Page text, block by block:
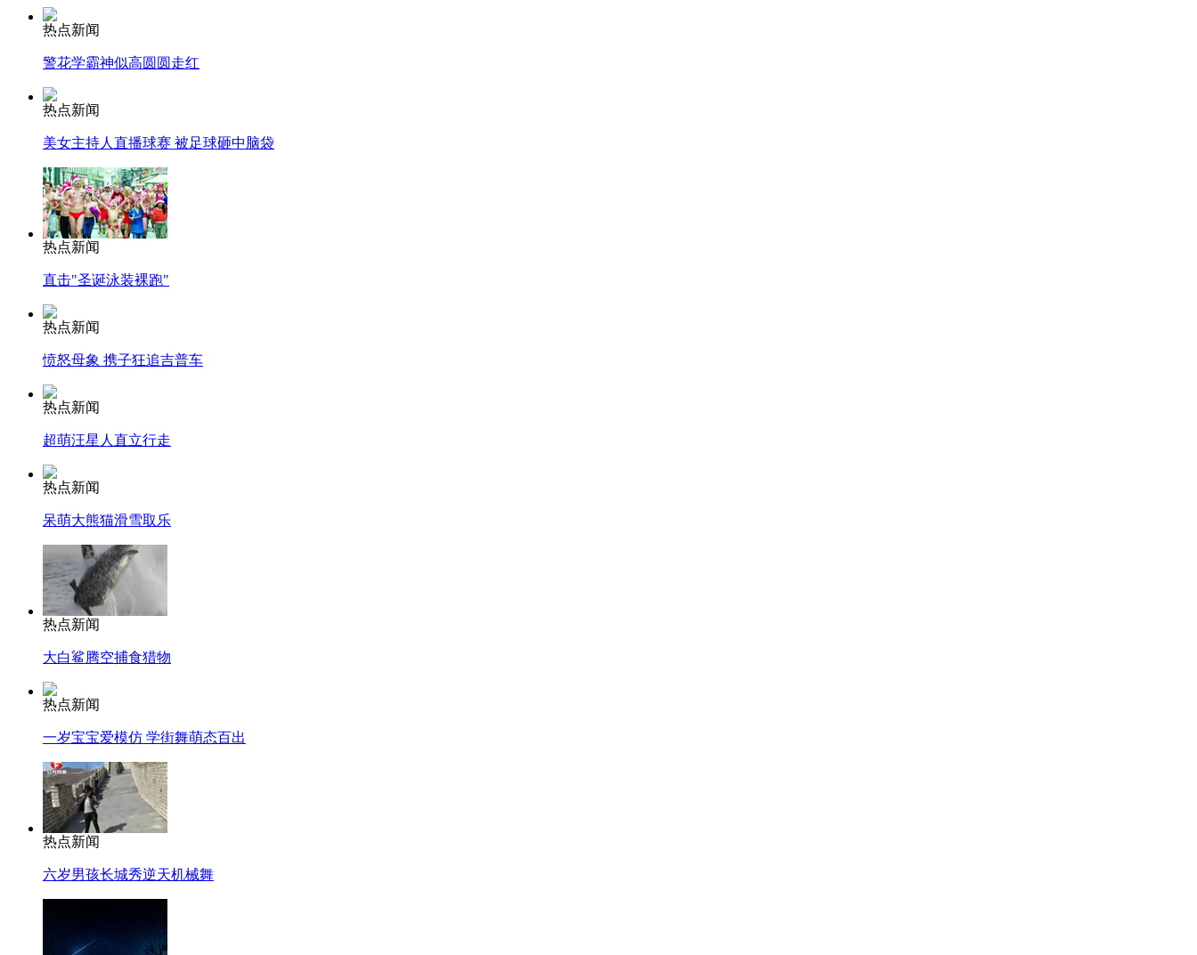
纽约上演“枕头大战”
热点新闻
警花学霸神似高圆圆走红
热点新闻
美女主持人直播球赛 被足球砸中脑袋
热点新闻
直击"圣诞泳装裸跑"
热点新闻
愤怒母象 携子狂追吉普车
热点新闻
超萌汪星人直立行走
热点新闻
呆萌大熊猫滑雪取乐
热点新闻
大白鲨腾空捕食猎物
热点新闻
一岁宝宝爱模仿 学街舞萌态百出
热点新闻
六岁男孩长城秀逆天机械舞